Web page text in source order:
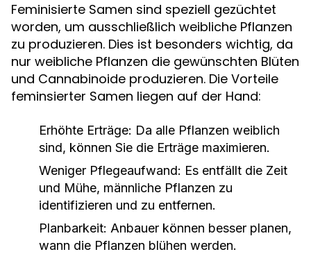
Feminisierte Samen sind speziell gezüchtet
worden, um ausschließlich weibliche Pflanzen
zu produzieren. Dies ist besonders wichtig, da
nur weibliche Pflanzen die gewünschten Blüten
und Cannabinoide produzieren. Die Vorteile
feminsierter Samen liegen auf der Hand:
Erhöhte Erträge: Da alle Pflanzen weiblich
sind, können Sie die Erträge maximieren.
Weniger Pflegeaufwand: Es entfällt die Zeit
und Mühe, männliche Pflanzen zu
identifizieren und zu entfernen.
Planbarkeit: Anbauer können besser planen,
wann die Pflanzen blühen werden.